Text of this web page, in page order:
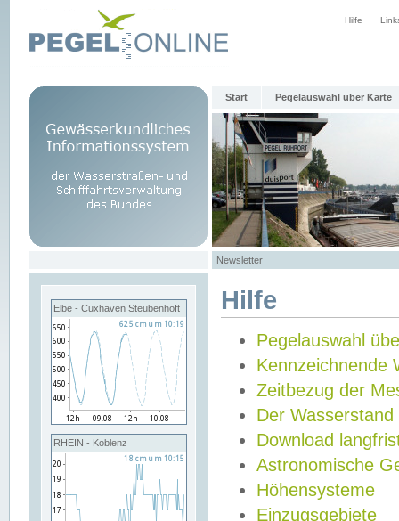
Hilfe
Start Pegelauswahl über Karte
Newsletter
Elbe - Cuxhaven Steubenhöft
RHEIN - Koblenz
Hilfe
Pegelauswahl
Kennzeichnende
Zeitbezug der
Der Wasserstand
Download
Astronomische
Höhensysteme
Einzugsgebiete